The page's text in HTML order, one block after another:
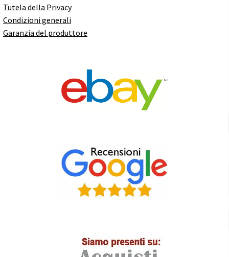
Tutela della Privacy
Condizioni generali
Garanzia del produttore